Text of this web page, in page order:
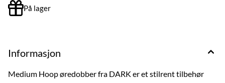
På lager
Informasjon
Medium Hoop øredobber fra DARK er et stilrent tilbehør